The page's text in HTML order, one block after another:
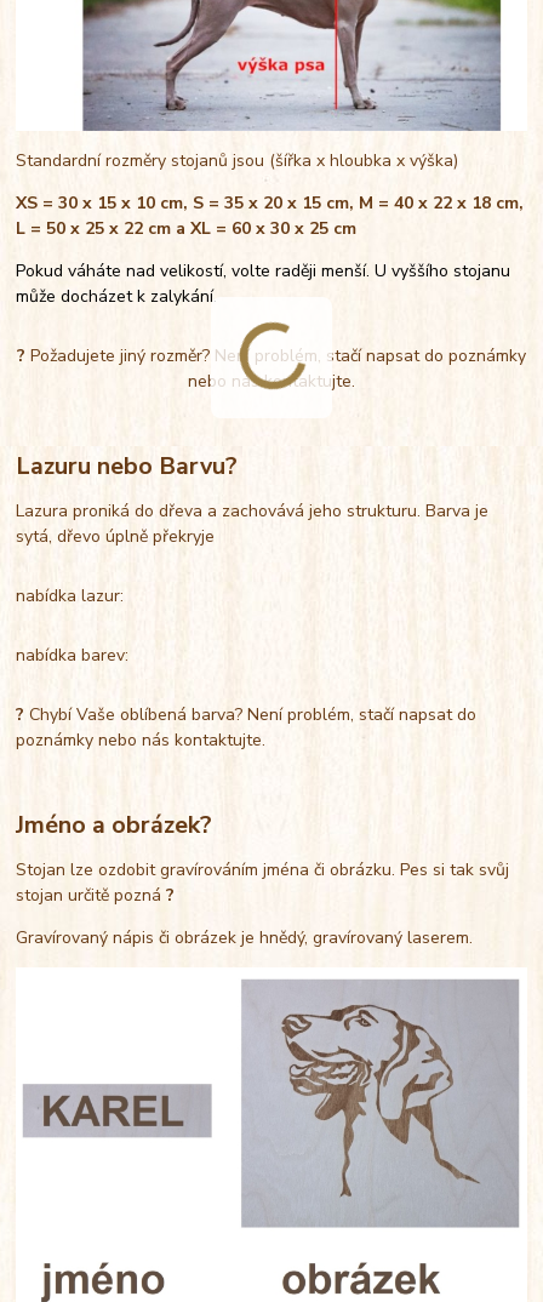
Standardní rozměry stojanů jsou (šířka x hloubka x výška)
XS = 30 x 15 x 10 cm, S = 35 x 20 x 15 cm, M = 40 x 22 x 18 cm,
L = 50 x 25 x 22 cm a XL = 60 x 30 x 25 cm
Pokud váháte nad velikostí, volte raději menší. U vyššího stojanu
může docházet k zalykání.
? Požadujete jiný rozměr? Není problém, stačí napsat do poznámky
nebo nás kontaktujte.
Lazuru nebo Barvu?
Lazura proniká do dřeva a zachovává jeho strukturu. Barva je
sytá, dřevo úplně překryje
nabídka lazur:
nabídka barev:
?Chybí Vaše oblíbená barva? Není problém, stačí napsat do
poznámky nebo nás kontaktujte.
Jméno a obrázek?
Stojan lze ozdobit gravírováním jména či obrázku. Pes si tak svůj
stojan určitě pozná?
Gravírovaný nápis či obrázek je hnědý, gravírovaný laserem.